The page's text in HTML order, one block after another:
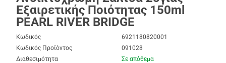
Εξαιρετικής Ποιότητας 150ml
PEARL RIVER BRIDGE
Κωδικός
6921180820001
Κωδικός Προϊόντος
091028
Διαθεσιμότητα
Σε απόθεμα